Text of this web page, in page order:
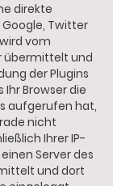
direkte
Google, Twitter
vom
übermittelt und
der Plugins
Browser die
aufgerufen hat,
nicht
Ihrer IP-
Server des
und dort